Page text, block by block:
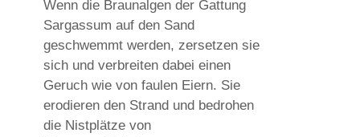
Wenn die Braunalgen der Gattung
Sargassum auf den Sand
geschwemmt werden, zersetzen sie
sich und verbreiten dabei einen
Geruch wie von faulen Eiern. Sie
erodieren den Strand und bedrohen
die Nistplätze von